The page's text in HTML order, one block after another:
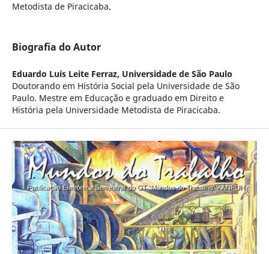
Metodista de Piracicaba.
Biografia do Autor
Eduardo Luís Leite Ferraz, Universidade de São Paulo
Doutorando em História Social pela Universidade de São
Paulo. Mestre em Educação e graduado em Direito e
História pela Universidade Metodista de Piracicaba.